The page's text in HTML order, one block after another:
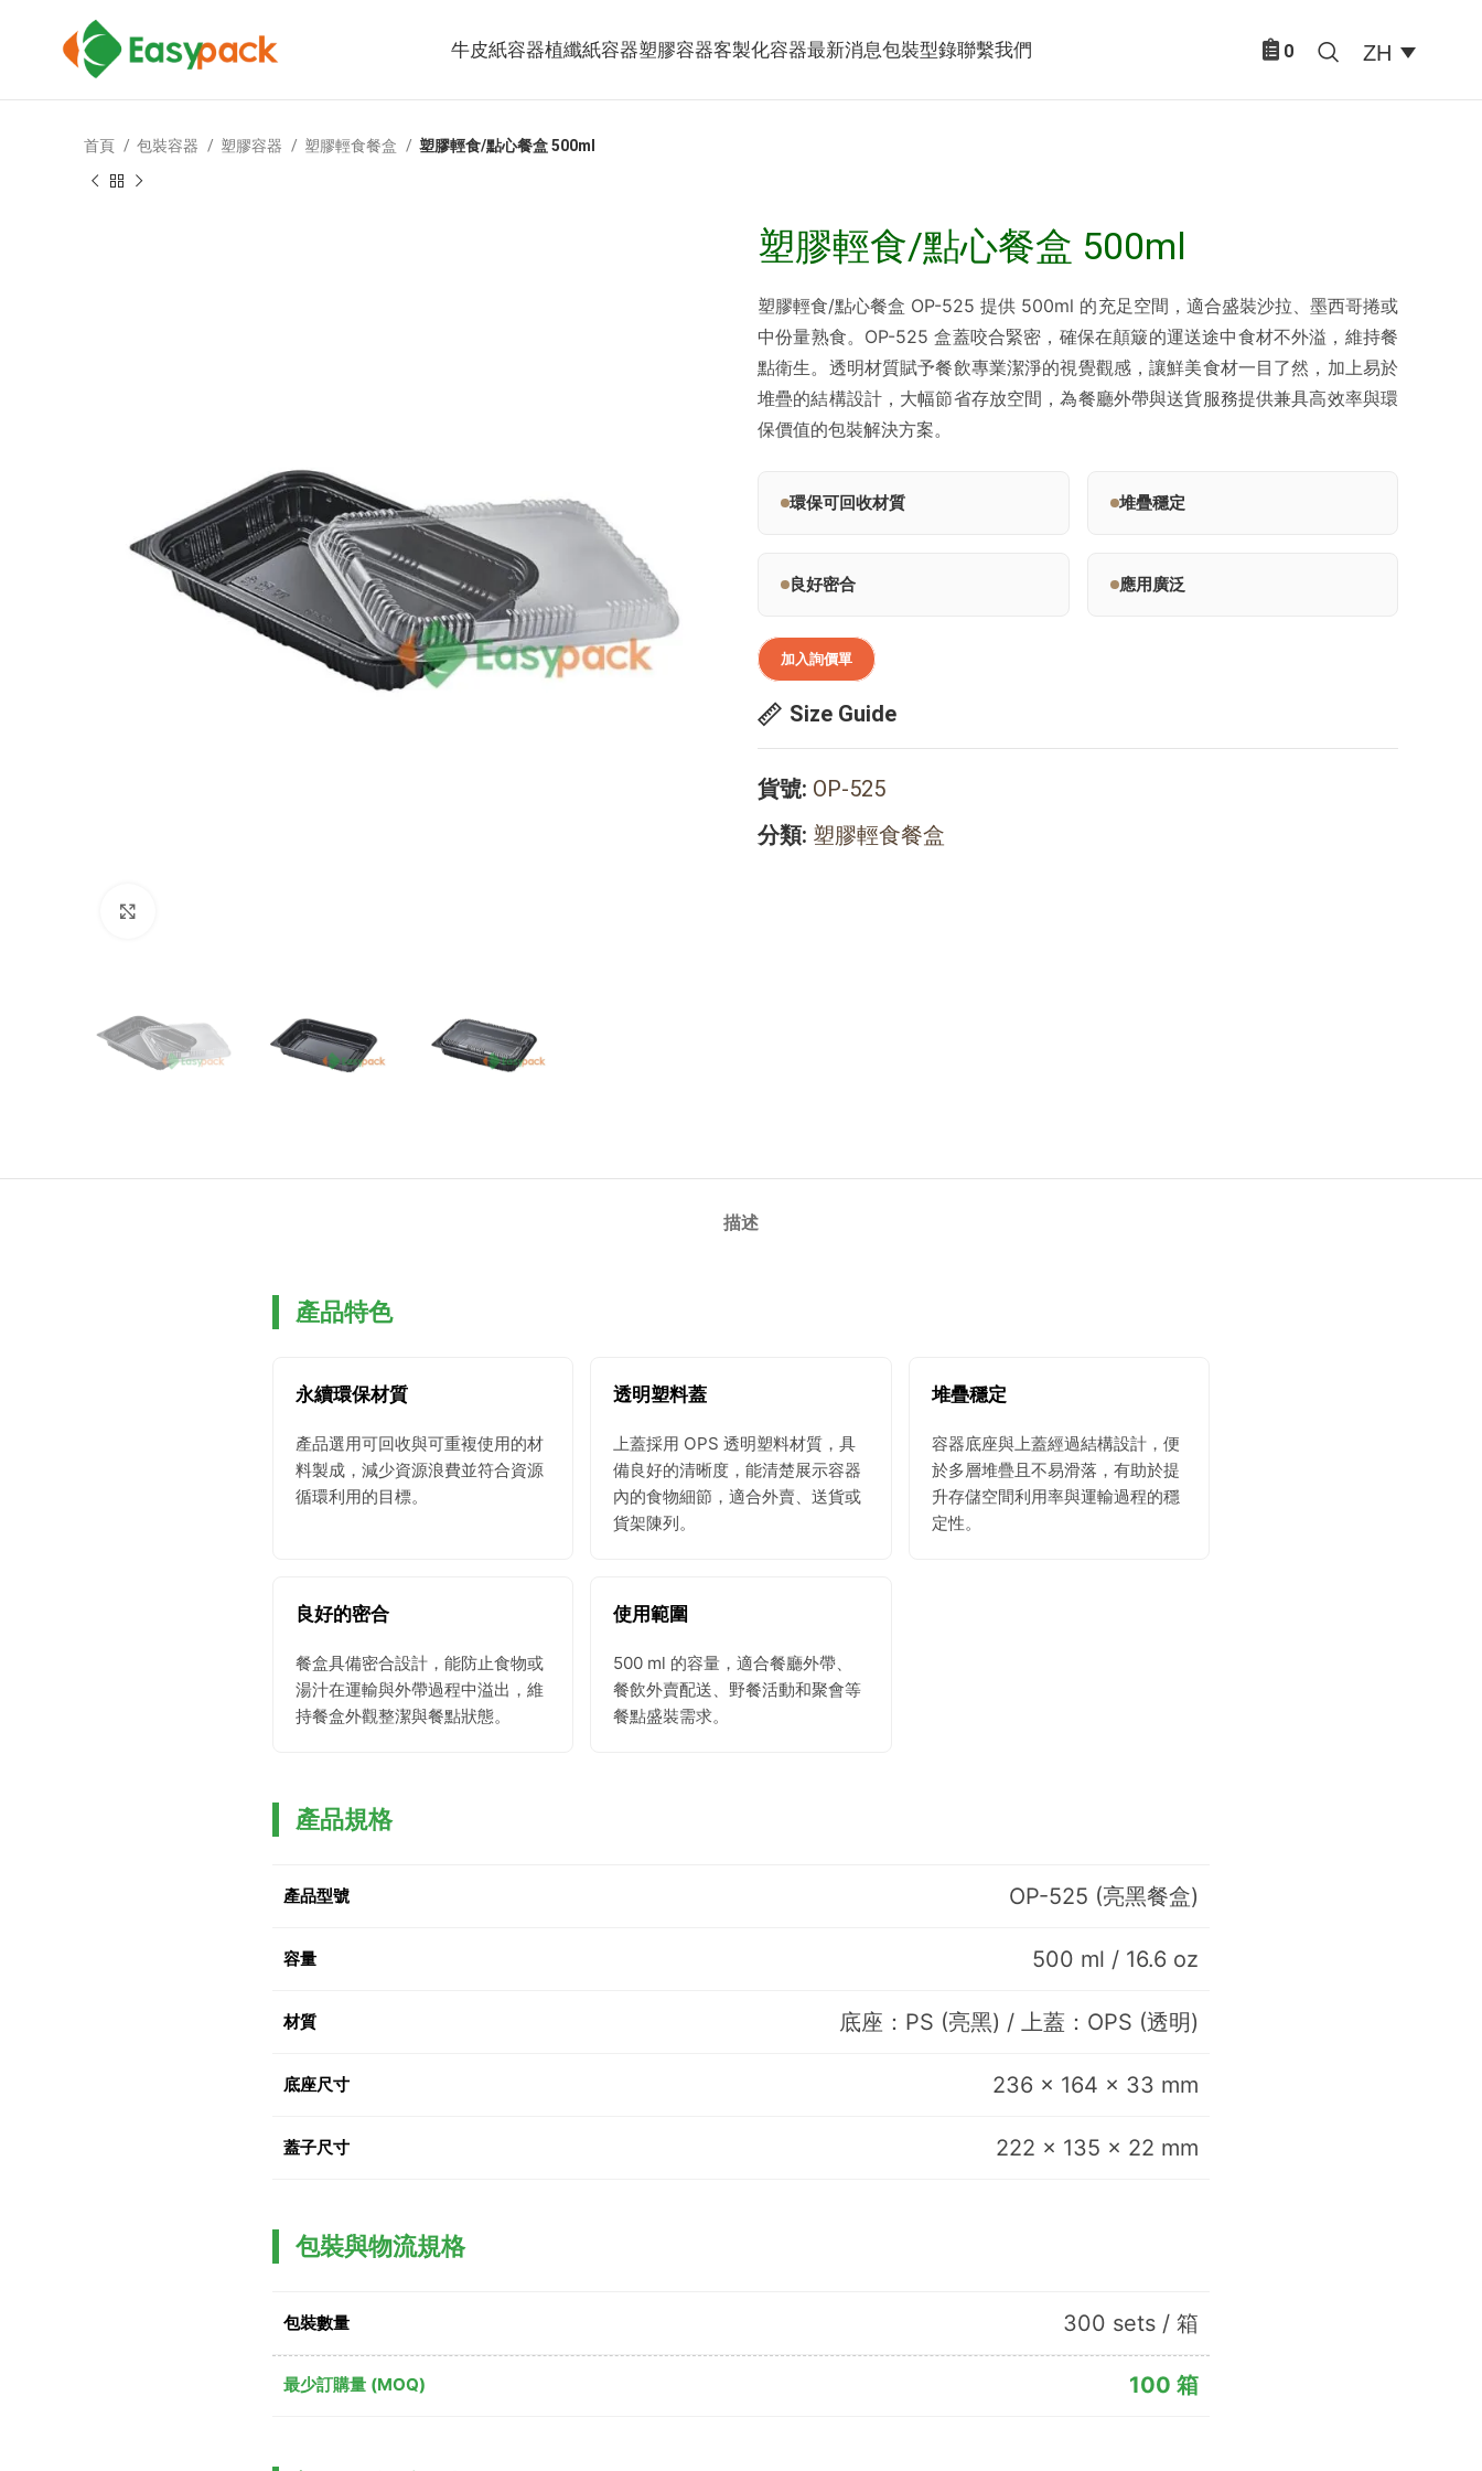
牛皮紙容器植纖紙容器塑膠容器客製化容器最新消息包裝型錄聯繫我們 0 ZH
首頁 包裝容器 塑膠容器 塑膠輕食餐盒 塑膠輕食/點心餐盒 500ml
塑膠輕食/點心餐盒 500ml
塑膠輕食/點心餐盒 OP-525 提供 500ml 的充足空間，適合盛裝沙拉、墨西哥捲或
中份量熟食。OP-525 盒蓋咬合緊密，確保在顛簸的運送途中食材不外溢，維持餐
點衛生。透明材質賦予餐飲專業潔淨的視覺觀感，讓鮮美食材一目了然，加上易於
堆疊的結構設計，大幅節省存放空間，為餐廳外帶與送貨服務提供兼具高效率與環
保價值的包裝解決方案。
環保可回收材質 堆疊穩定
良好密合 應用廣泛
加入詢價單
Size Guide
貨號: OP-525
分類: 塑膠輕食餐盒
描述
產品特色
永續環保材質
產品選用可回收與可重複使用的材
料製成，減少資源浪費並符合資源
循環利用的目標。
透明塑料蓋
上蓋採用 OPS 透明塑料材質，具
備良好的清晰度，能清楚展示容器
內的食物細節，適合外賣、送貨或
貨架陳列。
堆疊穩定
容器底座與上蓋經過結構設計，便
於多層堆疊且不易滑落，有助於提
升存儲空間利用率與運輸過程的穩
定性。
良好的密合
餐盒具備密合設計，能防止食物或
湯汁在運輸與外帶過程中溢出，維
持餐盒外觀整潔與餐點狀態。
使用範圍
500 ml 的容量，適合餐廳外帶、
餐飲外賣配送、野餐活動和聚會等
餐點盛裝需求。
產品規格
產品型號 OP-525 (亮黑餐盒)
容量 500 ml / 16.6 oz
材質 底座：PS (亮黑) / 上蓋：OPS (透明)
底座尺寸 236 x 164 x 33 mm
蓋子尺寸 222 x 135 x 22 mm
包裝與物流規格
包裝數量 300 sets / 箱
最少訂購量 (MOQ) 100 箱